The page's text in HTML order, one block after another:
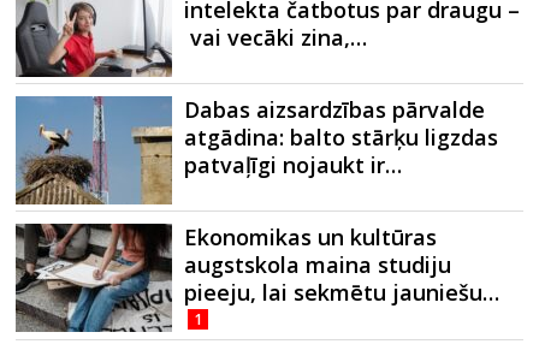
intelekta čatbotus par draugu –
vai vecāki zina,…
Dabas aizsardzības pārvalde
atgādina: balto stārķu ligzdas
patvaļīgi nojaukt ir…
Ekonomikas un kultūras
augstskola maina studiju
pieeju, lai sekmētu jauniešu…
1